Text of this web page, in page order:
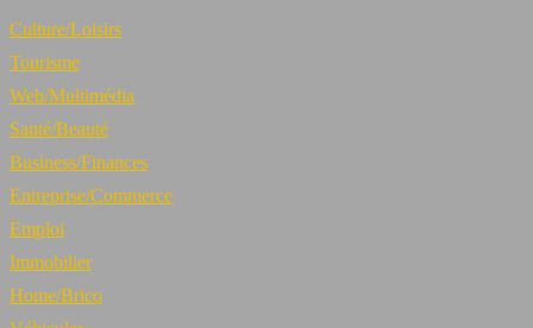
Culture/Loisirs
Tourisme
Web/Multimédia
Santé/Beauté
Business/Finances
Entreprise/Commerce
Emploi
Immobilier
Home/Brico